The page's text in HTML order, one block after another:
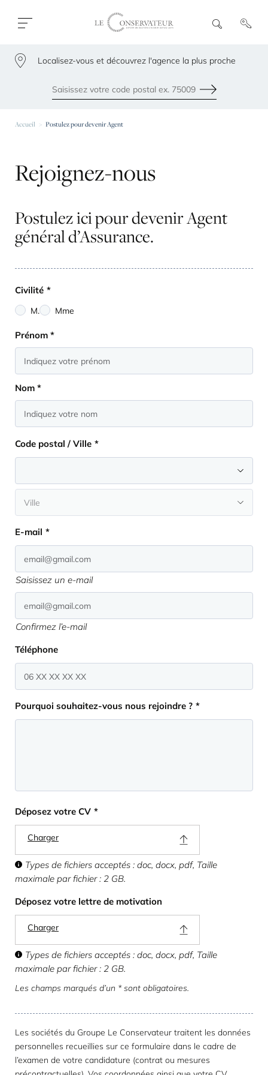
Ouvrir
menu
R
e
h
e
Localisez-vous et découvrez l'agence la plus proche
Envoyer
79300
Accueil Postulez pour devenir Agent
Rejoignez-nous
Postulez ici pour devenir Agent
général d’Assurance.
Civilité *
M. Mme
Nom *
Prénom *
Nom *
Code postal / Ville *
E-mail *
Saisissez un e-mail
Confirmez l’e-mail
Téléphone
Pourquoi souhaitez-vous nous rejoindre ? *
Déposez votre CV *
Charger
Types de fichiers acceptés : doc, docx, pdf, Taille
maximale par fichier : 2 GB.
Déposez votre lettre de motivation
Charger
Types de fichiers acceptés : doc, docx, pdf, Taille
maximale par fichier : 2 GB.
Les champs marqués d’un * sont obligatoires.
Les sociétés du Groupe Le Conservateur traitent les données
personnelles recueillies sur ce formulaire dans le cadre de
l’examen de votre candidature (contrat ou mesures